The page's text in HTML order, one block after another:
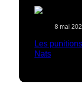
8 mai
Les
Nats